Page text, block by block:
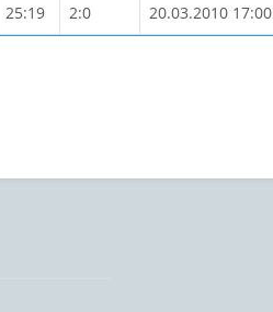
25:19 2:0 20.03.2010 17:00